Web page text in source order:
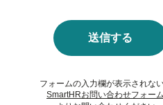
送信する
フォームの入力欄が表示されな
SmartHRお問い合わせフォー